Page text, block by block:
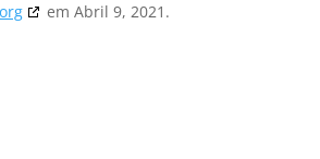
em Abril 9, 2021.